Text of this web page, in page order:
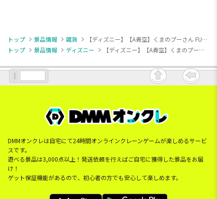
トップ 景品情報 雑貨
【ディズニー】【A青空】くまのプーさん FUN DAY STORY 保冷バッグ
トップ
景品情報 ディズニー 【ディズニー】【A青空】くまのプーさん FUN DAY STORY 保冷バッグ
DMMオンクレは自宅にて24時間オンラインクレーンゲームが楽しめるサービ
スです。
遊べる景品は3,000点以上！発送依頼を行えばご自宅に獲得した景品をお届
け！
ゲット保証機能があるので、初心者の方でも安心して楽しめます。